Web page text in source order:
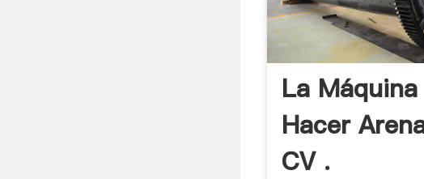
La
Hacer
CV .